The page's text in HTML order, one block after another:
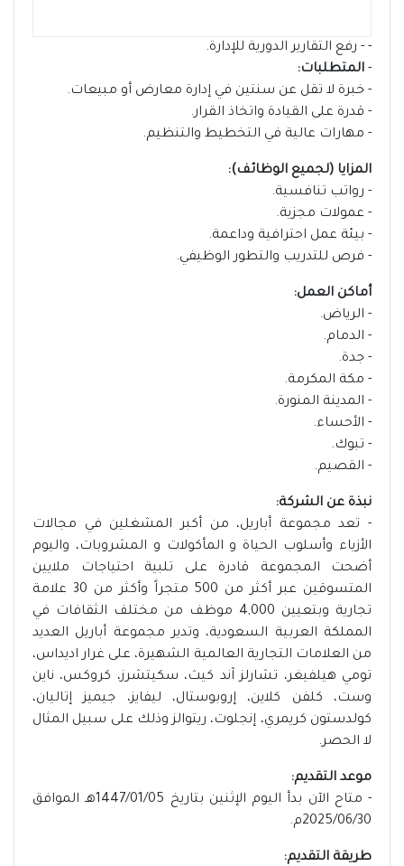
- - رفع التقارير الدورية للإدارة.
- المتطلبات:
- خبرة لا تقل عن سنتين في إدارة معارض أو مبيعات.
- قدرة على القيادة واتخاذ القرار.
- مهارات عالية في التخطيط والتنظيم.
المزايا (لجميع الوظائف):
- رواتب تنافسية.
- عمولات مجزية.
- بيئة عمل احترافية وداعمة.
- فرص للتدريب والتطور الوظيفي.
أماكن العمل:
- الرياض.
- الدمام.
- جدة.
- مكة المكرمة.
- المدينة المنورة.
- الأحساء.
- تبوك.
- القصيم.
نبذة عن الشركة:
- تعد مجموعة أباريل، من أكبر المشغلين في مجالات
الأزياء وأسلوب الحياة و المأكولات و المشروبات، واليوم
أضحت المجموعة قادرة على تلبية احتياجات ملايين
المتسوقين عبر أكثر من 500 متجراً وأكثر من 30 علامة
تجارية وبتعيين 4,000 موظف من مختلف الثقافات في
المملكة العربية السعودية، وتدير مجموعة أباريل العديد
من العلامات التجارية العالمية الشهيرة، على غرار اديداس،
تومي هيلفيغر، تشارلز آند كيث، سكيتشرز، كروكس، ناين
وست، كلفن كلاين، إروبوستال، ليفايز، جيميز إتاليان،
كولدستون كريمري، إنجلوت، ريتوالز وذلك على سبيل المثال
لا الحصر.
موعد التقديم:
- متاح الآن بدأ اليوم الإثنين بتاريخ 1447/01/05هـ الموافق
2025/06/30م.
طريقة التقديم: